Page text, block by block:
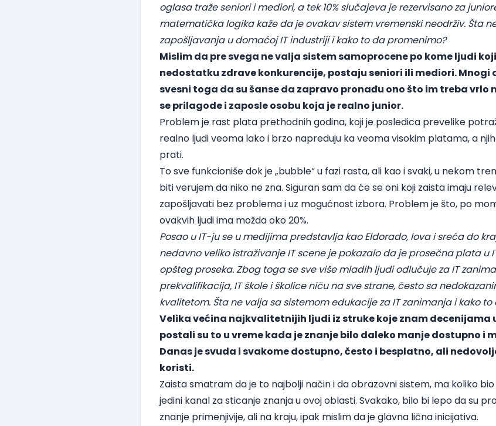
oglasa traže seniori i mediori, a tek 10% slučajeva je rezervisano za
matematička logika kaže da je ovakav sistem vremenski neodrživ. Šta
zapošljavanja u domaćoj IT industriji i kako to da promenimo?
Mislim da pre svega ne valja sistem samoprocene po kome ljudi
nedostatku zdrave konkurencije, postaju seniori ili mediori. Mnogi
svesni toga da su šanse da zapravo pronađu ono što im treba vrlo
se prilagode i zaposle osobu koja je realno junior.
Problem je rast plata prethodnih godina, koji je posledica prevelike
realno ljudi veoma lako i brzo napreduju ka veoma visokim platama, a
prati.
To sve funkcioniše dok je „bubble“ u fazi rasta, ali kao i svaki, u nekom
biti verujem da niko ne zna. Siguran sam da će se oni koji zaista imaju
zapošljavati bez problema i uz mogućnost izbora. Problem je što, po
ovakvih ljudi ima možda oko 20%.
Posao u IT-ju se u medijima predstavlja kao Eldorado, lova i sreća do
nedavno veliko istraživanje IT sceneje pokazalo da je prosečna plata u
opšteg proseka. Zbog toga se sve više mladih ljudi odlučuje za IT
prekvalifikacija, IT škole i školice niču na sve strane, često sa
kvalitetom. Šta ne valja sa sistemom edukacije za IT zanimanja i kako
Velika većina najkvalitetnijih ljudi iz struke koje znam decenijama
postali su to u vreme kada je znanje bilo daleko manje dostupno i
Danas je svuda i svakome dostupno, često i besplatno, ali
koristi.
Zaista smatram da je to najbolji način i da obrazovni sistem, ma koliko
jedini kanal za sticanje znanja u ovoj oblasti. Svakako, bilo bi lepo da su
znanje primenjivije, ali na kraju, ipak mislim da je glavna lična inicijativa.